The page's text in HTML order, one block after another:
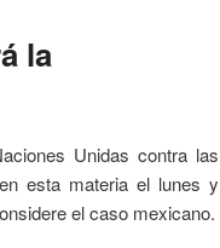
la
Unidas contra las
esta materia el lunes y
el caso mexicano.